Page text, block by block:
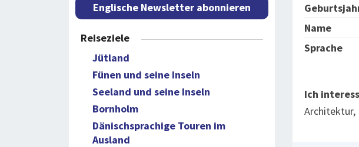
Name
Sprache
Ich
Architektur,
Englische Newsletter abonnieren
Reiseziele
Jütland
Fünen und seine Inseln
Seeland und seine Inseln
Bornholm
Dänischsprachige Touren im
Ausland